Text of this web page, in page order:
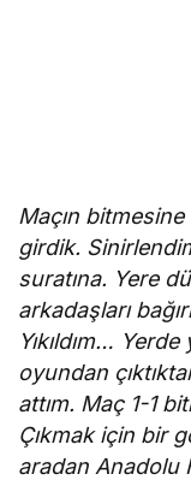
Maçın
girdik.
suratına. Yere
arkadaşları
Yıkıldım…
oyundan
attım. Maç 1-1
Çıkmak için bir
aradan Anadolu